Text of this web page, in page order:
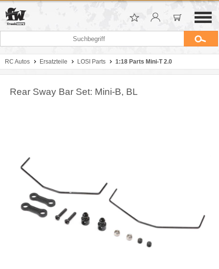
RC Autos Ersatzteile LOSI Parts 1:18 Parts Mini-T 2.0
Rear Sway Bar Set: Mini-B, BL